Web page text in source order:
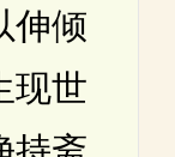
伸倾
现世